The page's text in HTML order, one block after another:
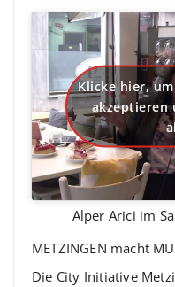
Klicke hier,
akzeptieren
Alper Arici im
METZINGEN macht
Die City Initiative